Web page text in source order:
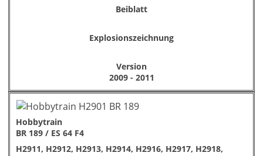
Beiblatt
Explosionszeichnung
Version
2009 - 2011
Hobbytrain
BR 189 / ES 64 F4
H2911, H2912, H2913, H2914, H2916, H2917, H2918,